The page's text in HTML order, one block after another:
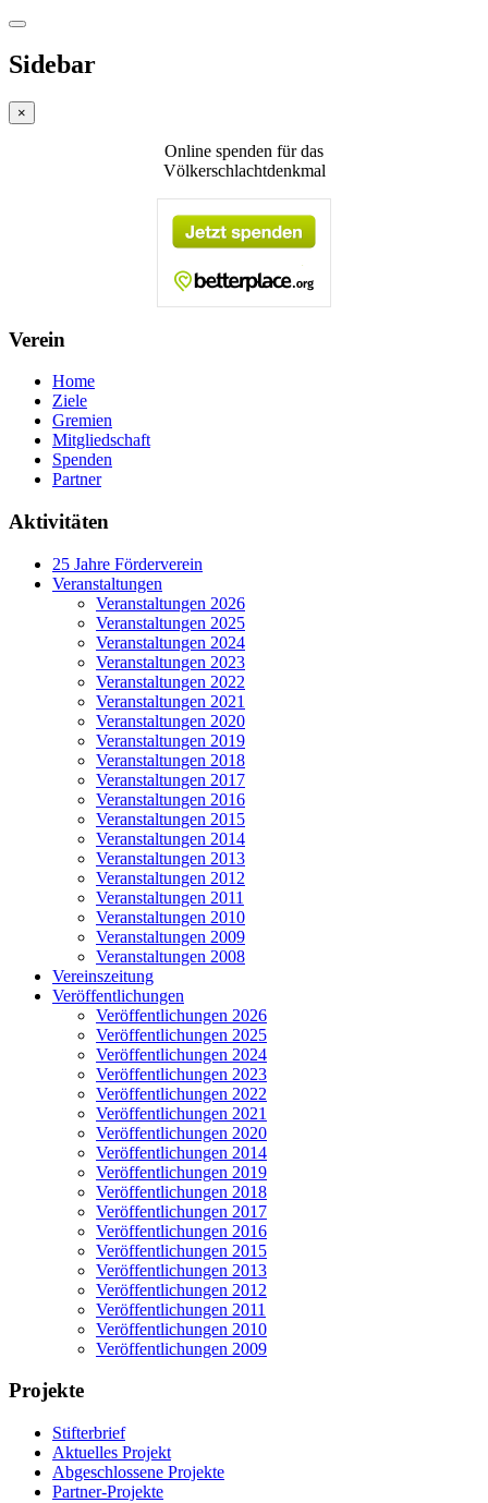
Sidebar
×
Online spenden für das
Völkerschlachtdenkmal
Verein
Home
Ziele
Gremien
Mitgliedschaft
Spenden
Partner
Aktivitäten
25 Jahre Förderverein
Veranstaltungen
Veranstaltungen 2026
Veranstaltungen 2025
Veranstaltungen 2024
Veranstaltungen 2023
Veranstaltungen 2022
Veranstaltungen 2021
Veranstaltungen 2020
Veranstaltungen 2019
Veranstaltungen 2018
Veranstaltungen 2017
Veranstaltungen 2016
Veranstaltungen 2015
Veranstaltungen 2014
Veranstaltungen 2013
Veranstaltungen 2012
Veranstaltungen 2011
Veranstaltungen 2010
Veranstaltungen 2009
Veranstaltungen 2008
Vereinszeitung
Veröffentlichungen
Veröffentlichungen 2026
Veröffentlichungen 2025
Veröffentlichungen 2024
Veröffentlichungen 2023
Veröffentlichungen 2022
Veröffentlichungen 2021
Veröffentlichungen 2020
Veröffentlichungen 2014
Veröffentlichungen 2019
Veröffentlichungen 2018
Veröffentlichungen 2017
Veröffentlichungen 2016
Veröffentlichungen 2015
Veröffentlichungen 2013
Veröffentlichungen 2012
Veröffentlichungen 2011
Veröffentlichungen 2010
Veröffentlichungen 2009
Projekte
Stifterbrief
Aktuelles Projekt
Abgeschlossene Projekte
Partner-Projekte